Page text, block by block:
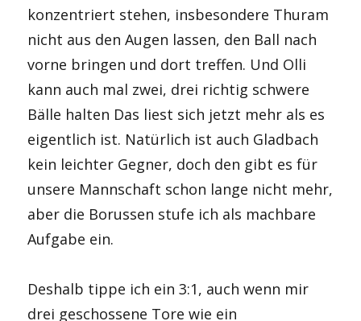
konzentriert stehen, insbesondere Thuram
nicht aus den Augen lassen, den Ball nach
vorne bringen und dort treffen. Und Olli
kann auch mal zwei, drei richtig schwere
Bälle halten Das liest sich jetzt mehr als es
eigentlich ist. Natürlich ist auch Gladbach
kein leichter Gegner, doch den gibt es für
unsere Mannschaft schon lange nicht mehr,
aber die Borussen stufe ich als machbare
Aufgabe ein.
Deshalb tippe ich ein 3:1, auch wenn mir
drei geschossene Tore wie ein